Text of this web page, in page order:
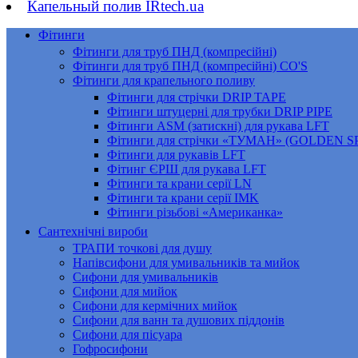
Капельный полив IRtech.ua
Фітинги
Фітинги для труб ПНД (компресійні)
Фітинги для труб ПНД (компресійні) CO'S
Фітинги для крапельного поливу
Фітинги для стрічки DRIP TAPE
Фітинги штуцерні для трубки DRIP PIPE
Фітинги ASM (затискні) для рукава LFT
Фітинги для стрічки «ТУМАН» (GOLDEN
Фітинги для рукавів LFT
Фітинг ЄРШ для рукава LFT
Фітинги та крани серії LN
Фітинги та крани серії IMK
Фітинги різьбові «Американка»
Сантехнічні вироби
ТРАПИ точкові для душу
Напівсифони для умивальників та мийок
Сифони для умивальників
Сифони для мийок
Сифони для кермічних мийок
Сифони для ванн та душових піддонів
Сифони для пісуара
Гофросифони